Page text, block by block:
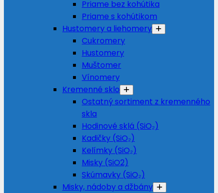
Priame bez kohútika
Priame s kohútikom
Hustomery a liehomery
Cukromery
Hustomery
Muštomer
Vínomery
Kremenné sklo
Ostatný sortiment z kremenného
skla
Hodinové sklá (SiO₂)
Kadičky (SiO₂)
Kelímky (SiO₂)
Misky (SiO2)
Skúmavky (SiO₂)
Misky, nádoby a džbány